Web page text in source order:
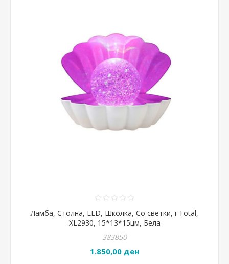
Ламба, Столна, LED, Школка, Со светки, i-Total,
XL2930, 15*13*15цм, Бела
383850
1.850,00 ден